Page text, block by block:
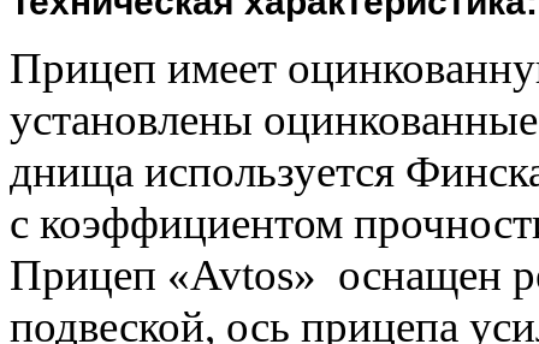
Прицеп имеет
установлены
днища используется
с коэффициентом
Прицеп «Avtos» оснащен
подвеской, ось прицепа